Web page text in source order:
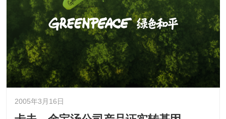
2005年3月16日